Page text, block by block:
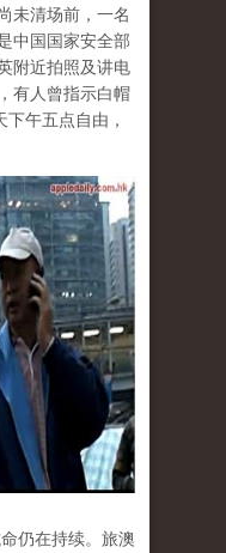
未清场前，一名
中国国家安全部
附近拍照及讲电
有人曾指示白帽
下午五点自由，
仍在持续。旅澳